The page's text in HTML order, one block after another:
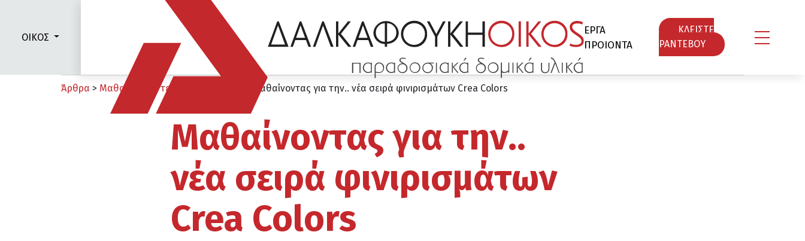
ΟΙΚΟΣ
ΕΡΓΑ
ΠΡΟΙΟΝΤΑ
ΚΛΕΙΣΤΕ
ΡΑΝΤΕΒΟY
Άρθρα > Μαθαίνοντας τεχνικές και λύσεις Μαθαίνοντας για την.. νέα σειρά φινιρισμάτων Crea Colors
Μαθαίνοντας για την..
νέα σειρά φινιρισμάτων
Crea Colors